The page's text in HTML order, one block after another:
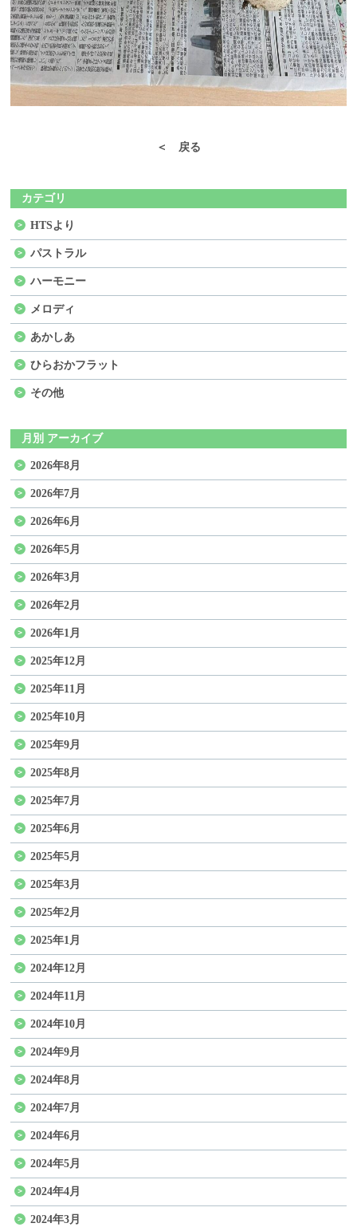
＜ 戻る
カテゴリ
HTSより
パストラル
ハーモニー
メロディ
あかしあ
ひらおかフラット
その他
月別 アーカイブ
2026年8月
2026年7月
2026年6月
2026年5月
2026年3月
2026年2月
2026年1月
2025年12月
2025年11月
2025年10月
2025年9月
2025年8月
2025年7月
2025年6月
2025年5月
2025年3月
2025年2月
2025年1月
2024年12月
2024年11月
2024年10月
2024年9月
2024年8月
2024年7月
2024年6月
2024年5月
2024年4月
2024年3月